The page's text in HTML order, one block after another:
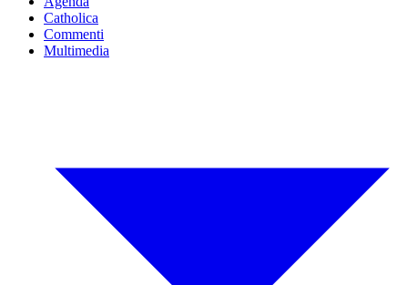
Catholica
Commenti
Multimedia